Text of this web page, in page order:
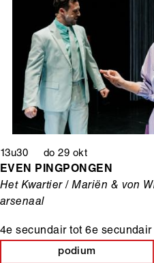
13u30 do 29 okt
4e secundairtot6e secundair
EVEN PINGPONGEN
Het Kwartier / Mariën & von
arsenaal
podium